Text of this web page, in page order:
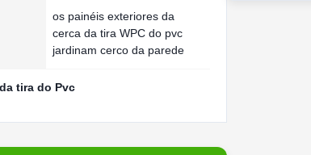
os painéis exteriores da
cerca da tira WPC do pvc
jardinam cerco da parede
tira do Pvc